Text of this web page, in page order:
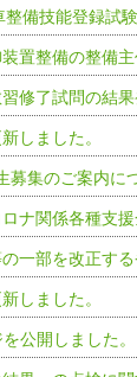
備技能登録試
置整備の整備
修了試問の結
しました。
募集のご案内に
ナ関係各種支
の一部を改正す
しました。
公開しました。